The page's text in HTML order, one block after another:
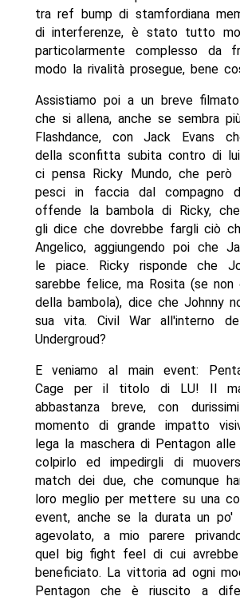
tra ref bump di stamfordiana
di interferenze, è stato tutto
particolarmente complesso da
modo la rivalità prosegue, bene
Assistiamo poi a un breve
che si allena, anche se sembra
Flashdance, con Jack Evans
della sconfitta subita contro di
ci pensa Ricky Mundo, che però
pesci in faccia dal compagno
offende la bambola di Ricky,
gli dice che dovrebbe fargli ciò
Angelico, aggiungendo poi che
le piace. Ricky risponde che
sarebbe felice, ma Rosita (se
della bambola), dice che Johnny
sua vita. Civil War all'interno
Undergroud?
E veniamo al main event:
Cage per il titolo di LU! Il
abbastanza breve, con
momento di grande impatto
lega la maschera di Pentagon
colpirlo ed impedirgli di
match dei due, che comunque
loro meglio per mettere su una
event, anche se la durata un po'
agevolato, a mio parere
quel big fight feel di cui
beneficiato. La vittoria ad ogni
Pentagon che è riuscito a